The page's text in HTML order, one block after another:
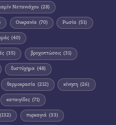
Νετανιάχου (28)
Ουκρανία (70) Ρωσία (51)
(40)
(35) βροχοπτώσεις (31)
δυστύχημα (48)
θερμοκρασία (212) κίνηση (26)
καταιγίδες (71)
(132) πυρκαγιά (33)